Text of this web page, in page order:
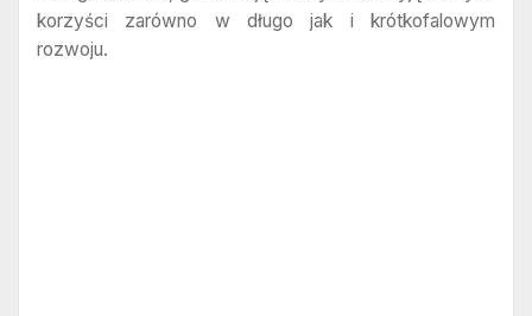
korzyści zarówno w długo jak i krótkofalowym
rozwoju.